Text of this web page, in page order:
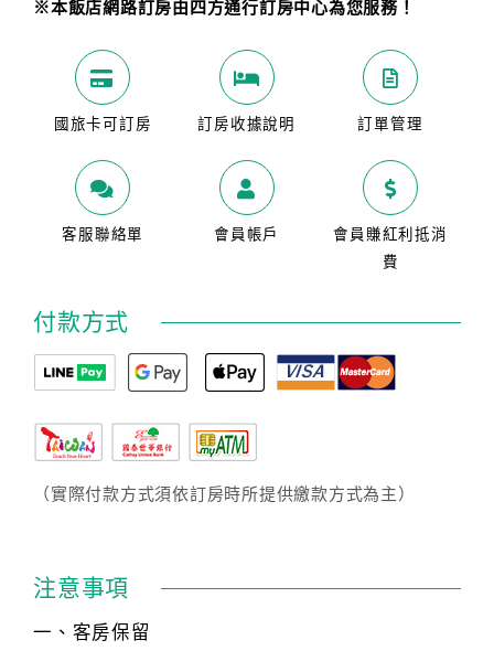
※本飯店網路訂房由四方通行訂房中心為您服務！
國旅卡可訂房 訂房收據說明 訂單管理
客服聯絡單 會員帳戶
會員賺紅利抵消
費
付款方式
（實際付款方式須依訂房時所提供繳款方式為主）
注意事項
一、客房保留